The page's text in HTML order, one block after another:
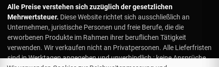
Alle Preise verstehen sich zuzüglich der gesetzlichen
Mehrwertsteuer. Diese Website richtet sich ausschließlich an
Unternehmen, juristische Personen und freie Berufe, die die
erworbenen Produkte im Rahmen ihrer beruflichen Tätigkeit
verwenden. Wir verkaufen nicht an Privatpersonen. Alle Lieferfristen
sind in Werktagen angegeben und unverbindlich : keine Ansprüche